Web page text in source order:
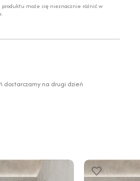
może się nieznacznie różnić w
dostarczamy na drugi dzień